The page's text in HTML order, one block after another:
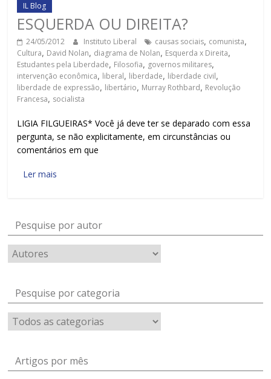
IL Blog
ESQUERDA OU DIREITA?
24/05/2012 Instituto Liberal causas sociais, comunista,
Cultura, David Nolan, diagrama de Nolan, Esquerda x Direita,
Estudantes pela Liberdade, Filosofia, governos militares,
intervenção econômica, liberal, liberdade, liberdade civil,
liberdade de expressão, libertário, Murray Rothbard, Revolução
Francesa, socialista
LIGIA FILGUEIRAS* Você já deve ter se deparado com essa
pergunta, se não explicitamente, em circunstâncias ou
comentários em que
Ler mais
Pesquise por autor
Pesquise por categoria
Artigos por mês